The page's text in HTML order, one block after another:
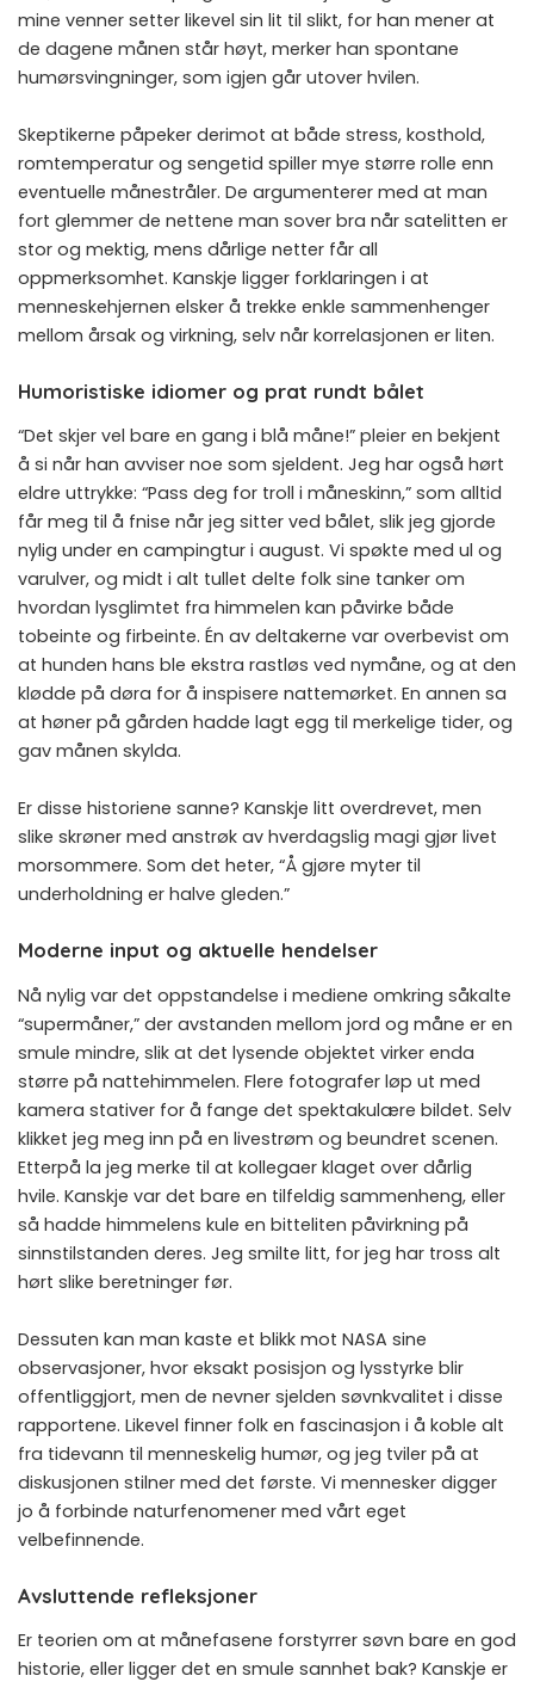
mine venner setter likevel sin lit til slikt, for han mener at
de dagene månen står høyt, merker han spontane
humørsvingninger, som igjen går utover hvilen.
Skeptikerne påpeker derimot at både stress, kosthold,
romtemperatur og sengetid spiller mye større rolle enn
eventuelle månestråler. De argumenterer med at man
fort glemmer de nettene man sover bra når satelitten er
stor og mektig, mens dårlige netter får all
oppmerksomhet. Kanskje ligger forklaringen i at
menneskehjernen elsker å trekke enkle sammenhenger
mellom årsak og virkning, selv når korrelasjonen er liten.
Humoristiske idiomer og prat rundt bålet
“Det skjer vel bare en gang i blå måne!” pleier en bekjent
å si når han avviser noe som sjeldent. Jeg har også hørt
eldre uttrykke: “Pass deg for troll i måneskinn,” som alltid
får meg til å fnise når jeg sitter ved bålet, slik jeg gjorde
nylig under en campingtur i august. Vi spøkte med ul og
varulver, og midt i alt tullet delte folk sine tanker om
hvordan lysglimtet fra himmelen kan påvirke både
tobeinte og firbeinte. Én av deltakerne var overbevist om
at hunden hans ble ekstra rastløs ved nymåne, og at den
klødde på døra for å inspisere nattemørket. En annen sa
at høner på gården hadde lagt egg til merkelige tider, og
gav månen skylda.
Er disse historiene sanne? Kanskje litt overdrevet, men
slike skrøner med anstrøk av hverdagslig magi gjør livet
morsommere. Som det heter, “Å gjøre myter til
underholdning er halve gleden.”
Moderne input og aktuelle hendelser
Nå nylig var det oppstandelse i mediene omkring såkalte
“supermåner,” der avstanden mellom jord og måne er en
smule mindre, slik at det lysende objektet virker enda
større på nattehimmelen. Flere fotografer løp ut med
kamera stativer for å fange det spektakulære bildet. Selv
klikket jeg meg inn på en livestrøm og beundret scenen.
Etterpå la jeg merke til at kollegaer klaget over dårlig
hvile. Kanskje var det bare en tilfeldig sammenheng, eller
så hadde himmelens kule en bitteliten påvirkning på
sinnstilstanden deres. Jeg smilte litt, for jeg har tross alt
hørt slike beretninger før.
Dessuten kan man kaste et blikk mot NASA sine
observasjoner, hvor eksakt posisjon og lysstyrke blir
offentliggjort, men de nevner sjelden søvnkvalitet i disse
rapportene. Likevel finner folk en fascinasjon i å koble alt
fra tidevann til menneskelig humør, og jeg tviler på at
diskusjonen stilner med det første. Vi mennesker digger
jo å forbinde naturfenomener med vårt eget
velbefinnende.
Avsluttende refleksjoner
Er teorien om at månefasene forstyrrer søvn bare en god
historie, eller ligger det en smule sannhet bak? Kanskje er